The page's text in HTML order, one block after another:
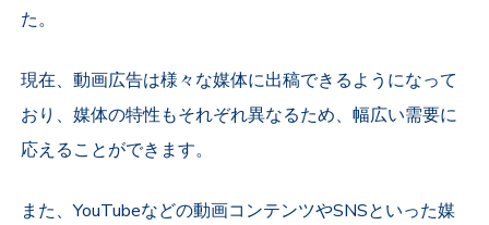
た。
現在、動画広告は様々な媒体に出稿できるようになって
おり、媒体の特性もそれぞれ異なるため、幅広い需要に
応えることができます。
また、YouTubeなどの動画コンテンツやSNSといった媒